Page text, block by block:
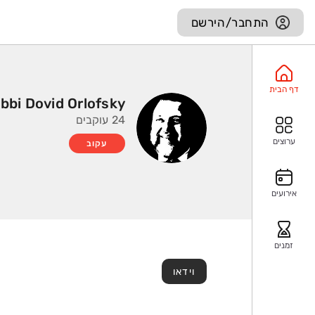
התחבר/הירשם
דף הבית
ערוצים
אירועים
זמנים
Dovid Orlofsky
24 עוקבים
עקוב
וידאו